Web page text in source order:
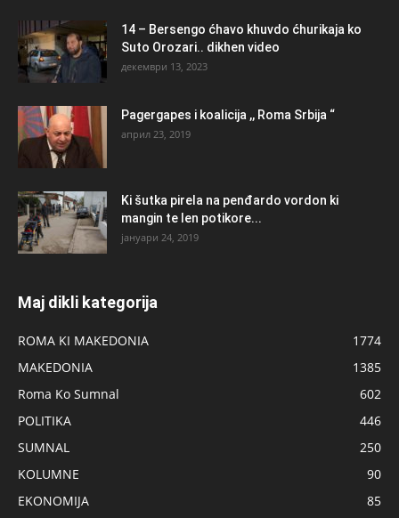
14 – Bersengo ćhavo khuvdo ćhurikaja ko
Suto Orozari.. dikhen video
декември 13, 2023
Pagergapes i koalicija ,, Roma Srbija “
април 23, 2019
Ki šutka pirela na penđardo vordon ki
mangin te len potikore...
јануари 24, 2019
Maj dikli kategorija
ROMA KI MAKEDONIA
1774
MAKEDONIA
1385
Roma Ko Sumnal
602
POLITIKA
446
SUMNAL
250
KOLUMNE
90
EKONOMIJA
85